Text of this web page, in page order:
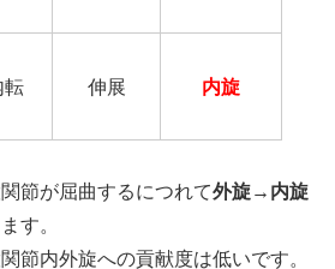
転 伸展 内旋
節が屈曲するにつれて外旋→内旋
す。
節内外旋への貢献度は低いです。